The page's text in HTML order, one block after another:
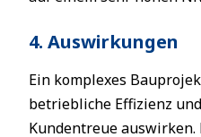
4. Auswirkungen
Ein komplexes
betriebliche Effizienz
Kundentreue auswirken.